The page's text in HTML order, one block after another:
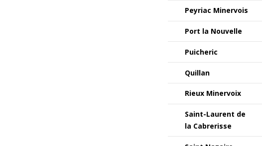
Peyriac Minervois
Port la Nouvelle
Puicheric
Quillan
Rieux Minervoix
Saint-Laurent de
la Cabrerisse